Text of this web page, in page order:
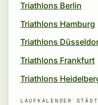
Triathlons Berlin
Triathlons Hamburg
Triathlons
Triathlons Frankfurt
Triathlons
LAUFKALENDER